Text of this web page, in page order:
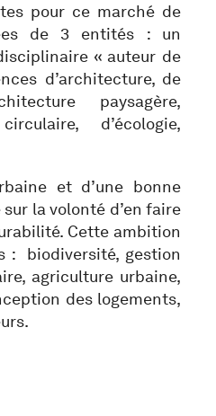
pour ce marché de
de 3 entités : un
« auteur de
d’architecture, de
paysagère,
d’écologie,
et d’une bonne
la volonté d’en faire
Cette ambition
: biodiversité, gestion
agriculture urbaine,
des logements,